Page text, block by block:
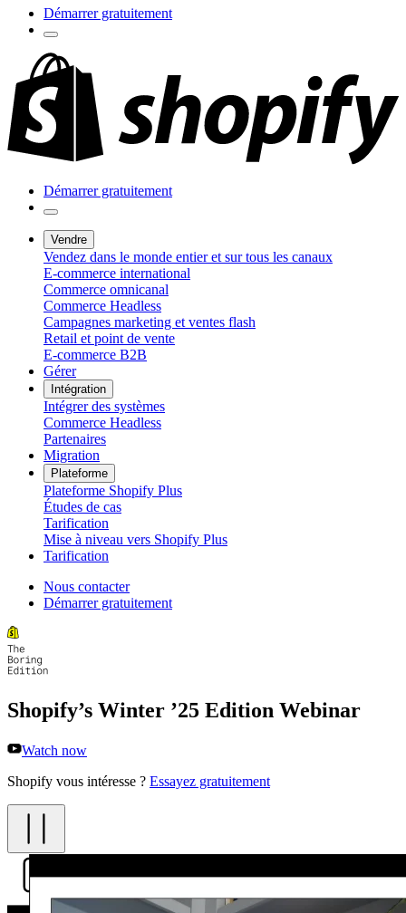
Démarrer gratuitement
Démarrer gratuitement
Vendre
Vendez dans le monde entier et sur tous les canaux
E-commerce international
Commerce omnicanal
Commerce Headless
Campagnes marketing et ventes flash
Retail et point de vente
E-commerce B2B
Gérer
Intégration
Intégrer des systèmes
Commerce Headless
Partenaires
Migration
Plateforme
Plateforme Shopify Plus
Études de cas
Tarification
Mise à niveau vers Shopify Plus
Tarification
Nous contacter
Démarrer gratuitement
Shopify’s Winter ’25 Edition Webinar
Watch now
Shopify vous intéresse ? Essayez gratuitement